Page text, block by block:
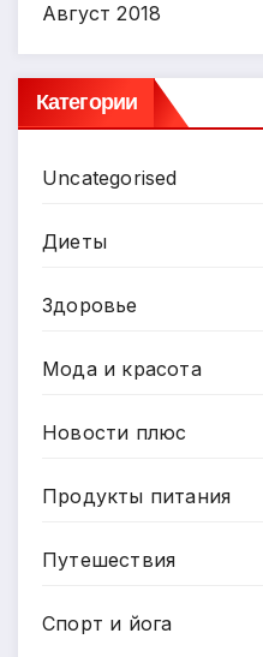
Август 2018
Категории
Uncategorised
Диеты
Здоровье
Мода и красота
Новости плюс
Продукты питания
Путешествия
Спорт и йога